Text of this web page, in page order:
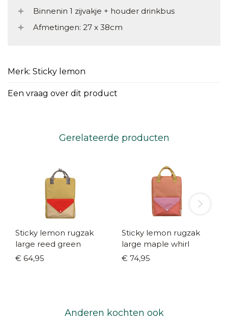
Binnenin 1 zijvakje + houder drinkbus
Afmetingen: 27 x 38cm
Merk: Sticky lemon
Een vraag over dit product
Gerelateerde producten
Sticky lemon rugzak
large reed green
€ 64,95
Sticky lemon rugzak
large maple whirl
€ 74,95
Anderen kochten ook